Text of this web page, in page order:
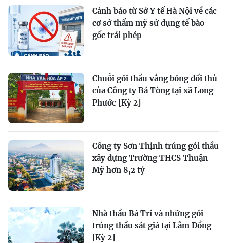
Cảnh báo từ Sở Y tế Hà Nội về các
cơ sở thẩm mỹ sử dụng tế bào
gốc trái phép
Chuỗi gói thầu vắng bóng đối thủ
của Công ty Bá Tòng tại xã Long
Phước [Kỳ 2]
Công ty Sơn Thịnh trúng gói thầu
xây dựng Trường THCS Thuận
Mỹ hơn 8,2 tỷ
Nhà thầu Bá Trí và những gói
trúng thầu sát giá tại Lâm Đồng
[Kỳ 2]